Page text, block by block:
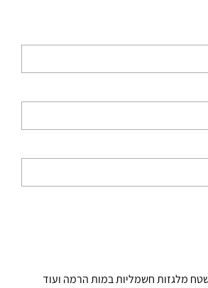
מלגזות חשמליות במות הרמה ועוד